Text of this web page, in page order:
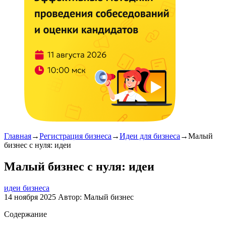
Главная→Регистрация бизнеса →Идеи для бизнеса →Малый
бизнес с нуля: идеи
Малый бизнес с нуля: идеи
идеи бизнеса
14 ноября 2025 Автор: Малый бизнес
Содержание